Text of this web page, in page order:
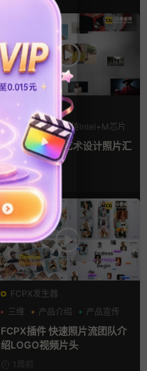
FCPX发生器
LOGO动画
支持Intel+M芯片
汇聚
fcpx片头插件 艺术设计照片汇
聚LOGO动画
6天前
FCPX发生器
三维
产品介绍 产品宣传
FCPX插件 快速照片流团队介
绍LOGO视频片头
1周前